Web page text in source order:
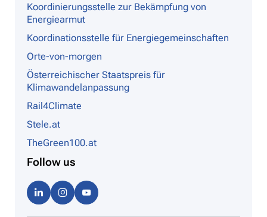
Koordinierungsstelle zur Bekämpfung von
Energiearmut
Koordinationsstelle für Energiegemeinschaften
Orte-von-morgen
Österreichischer Staatspreis für
Klimawandelanpassung
Rail4Climate
Stele.at
TheGreen100.at
Follow us
Linke Instag